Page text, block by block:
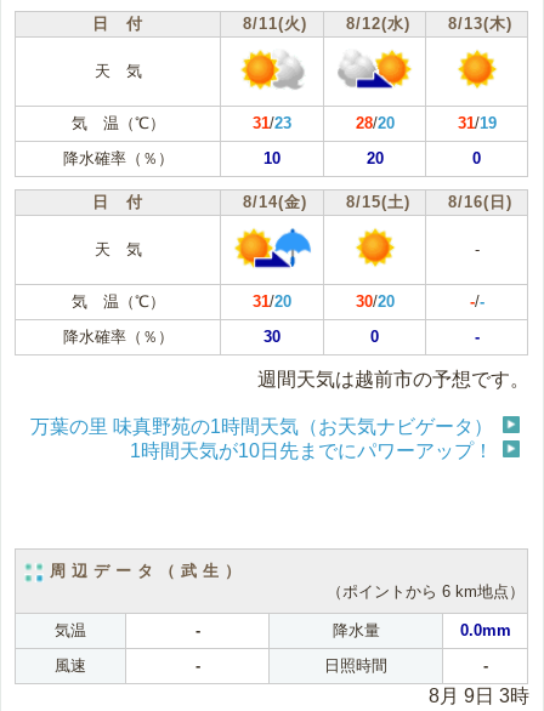
日 付 8/11(火) 8/12(水) 8/13(木)
天 気
気 温（℃） 31/23 28/20 31/19
降水確率（％）
10 20 0
日 付 8/14(金) 8/15(土) 8/16(日)
天 気 -
気 温（℃） 31/20 30/20 -/-
降水確率（％）
30 0 -
週間天気は越前市の予想です。
万葉の里 味真野苑の1時間天気（お天気ナビゲータ）
1時間天気が10日先までにパワーアップ！
周辺データ（武生）
（ポイントから 6 km地点）
気温 - 降水量
0.0mm
風速
- 日照時間 -
8月 9日 3時